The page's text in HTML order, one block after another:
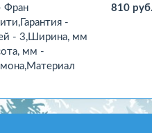
Фран
-
- 3,Ширина, мм
мм -
810 руб.